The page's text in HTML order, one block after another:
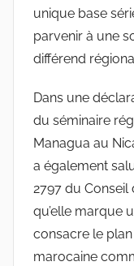
unique base
parvenir à une
différend
Dans une
du séminaire
Managua au
a également
2797 du Conseil
qu’elle marque
consacre le
marocaine